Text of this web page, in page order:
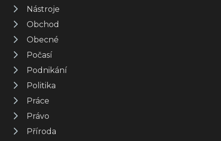
Nástroje
Obchod
Obecné
Počasí
Podnikání
Politika
Práce
Právo
Příroda